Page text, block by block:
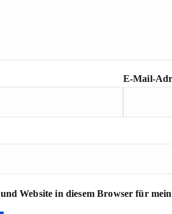
E-Mail-
Website in diesem Browser für